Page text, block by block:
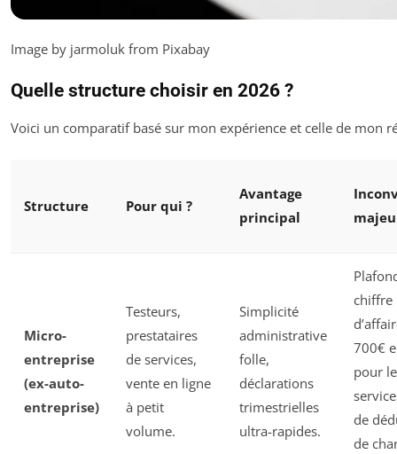
Image by jarmoluk from Pixabay
Quelle structure choisir en 2026 ?
Voici un comparatif basé sur mon expérience et celle de mon
Structure Pour qui ?
Avantage
principal
Micro-
entreprise
(ex-auto-
entreprise)
Testeurs,
prestataires
de services,
vente en ligne
à petit
volume.
Simplicité
administrative
folle,
déclarations
trimestrielles
ultra-rapides.
chiffre
700€
pour
de
de